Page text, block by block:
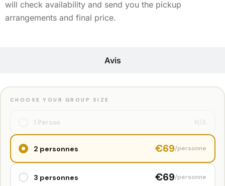
Avis
will check availability and send you the pickup
arrangements and final price.
CHOOSE YOUR GROUP SIZE
1 Person N/A
2 personnes €69/personne
3 personnes €69/personne